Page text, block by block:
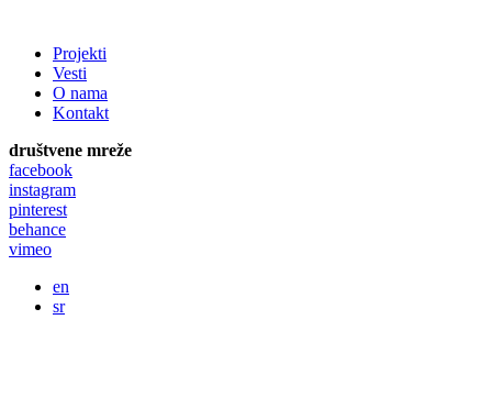
Projekti
Vesti
O nama
Kontakt
društvene mreže
facebook
instagram
pinterest
behance
vimeo
en
sr